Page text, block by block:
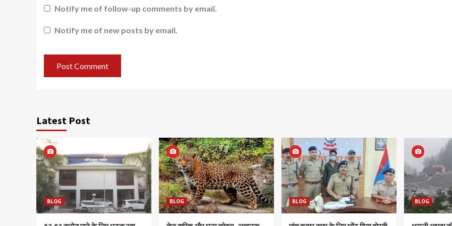
Notify me of follow-up comments by email.
Notify me of new posts by email.
Latest Post
BLOG BLOG BLOG BLOG